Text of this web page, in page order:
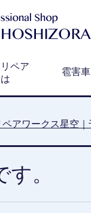
ペア
雹害
アワークス星空｜
。